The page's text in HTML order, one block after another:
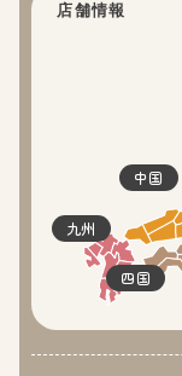
店舗情報
四国
中国
九州